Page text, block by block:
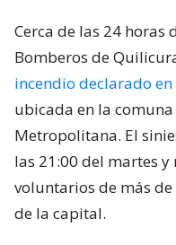
Cerca de las 24 horas
Bomberos de
incendio declarado
ubicada en la
Metropolitana. El
las 21:00 del martes
voluntarios de más
de la capital.